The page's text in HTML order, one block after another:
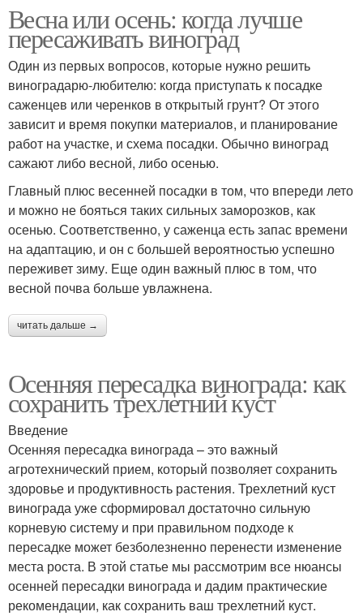
Весна или осень: когда лучше
пересаживать виноград
Один из первых вопросов, которые нужно решить
виноградарю-любителю: когда приступать к посадке
саженцев или черенков в открытый грунт? От этого
зависит и время покупки материалов, и планирование
работ на участке, и схема посадки. Обычно виноград
сажают либо весной, либо осенью.
Главный плюс весенней посадки в том, что впереди лето
и можно не бояться таких сильных заморозков, как
осенью. Соответственно, у саженца есть запас времени
на адаптацию, и он с большей вероятностью успешно
переживет зиму. Еще один важный плюс в том, что
весной почва больше увлажнена.
читать дальше →
Осенняя пересадка винограда: как
сохранить трехлетний куст
Введение
Осенняя пересадка винограда – это важный
агротехнический прием, который позволяет сохранить
здоровье и продуктивность растения. Трехлетний куст
винограда уже сформировал достаточно сильную
корневую систему и при правильном подходе к
пересадке может безболезненно перенести изменение
места роста. В этой статье мы рассмотрим все нюансы
осенней пересадки винограда и дадим практические
рекомендации, как сохранить ваш трехлетний куст.